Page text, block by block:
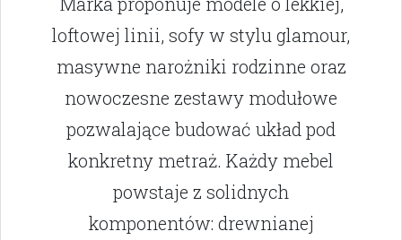
loftowej linii, sofy w stylu glamour,
masywne narożniki rodzinne oraz
nowoczesne zestawy modułowe
pozwalające budować układ pod
konkretny metraż. Każdy mebel
powstaje z solidnych
komponentów: drewnianej